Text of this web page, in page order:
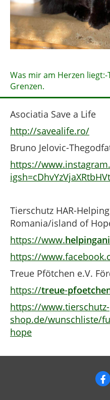
Was mir am Herzen
Grenzen.
Asociatia Save a Life
http://savealife.ro/
Bruno Jelovic-
https://
igsh=cDhvYzVjaXRtbHVt
Tierschutz HAR-
Romania/island of
https://www.
Treue Pfötchen e.V.
https://treue-
https://www.tierschutz-
shop.de/wunschliste/
hope